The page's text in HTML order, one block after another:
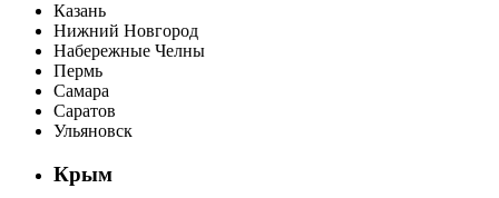
Казань
Нижний Новгород
Набережные Челны
Пермь
Самара
Саратов
Ульяновск
Крым